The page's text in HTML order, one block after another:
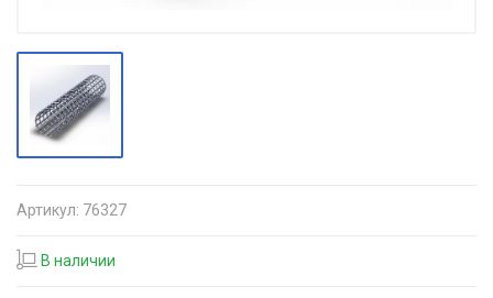
Артикул: 76327
В наличии